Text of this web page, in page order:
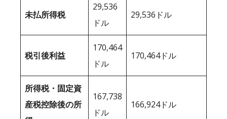
未払所得税
29,536
ドル
29,536ドル
税引後利益
170,464
ドル
170,464ドル
所得税・固定資
産税控除後の所
167,738
ドル
166,924ドル